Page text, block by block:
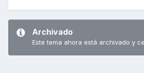
Archivado
Este tema ahora está archivado y